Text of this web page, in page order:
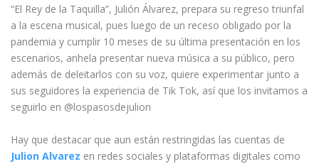
“El Rey de la Taquilla”, Julión Álvarez, prepara su regreso triunfal
a la escena musical, pues luego de un receso obligado por la
pandemia y cumplir 10 meses de su última presentación en los
escenarios, anhela presentar nueva música a su público, pero
además de deleitarlos con su voz, quiere experimentar junto a
sus seguidores la experiencia de Tik Tok, así que los invitamos a
seguirlo en @lospasosdejulion
Hay que destacar que aun están restringidas las cuentas de
Julion Alvarez en redes sociales y plataformas digitales como